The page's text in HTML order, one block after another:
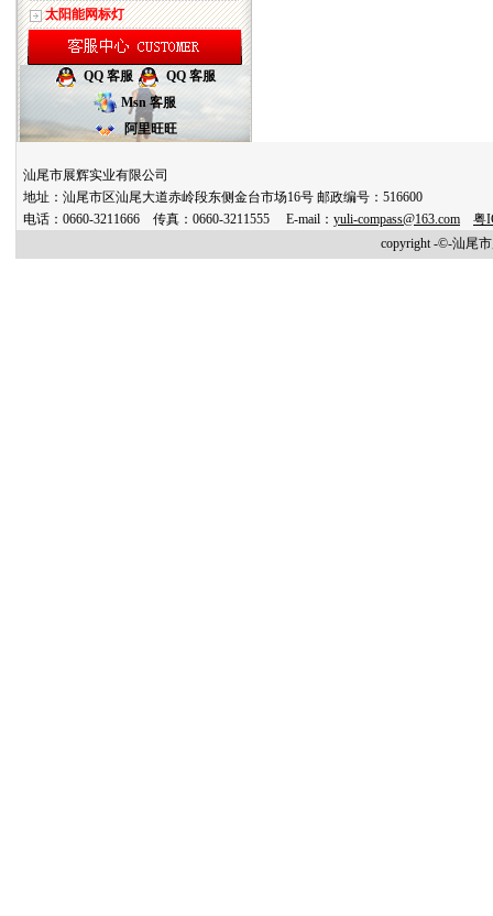
太阳能网标灯
QQ 客服
QQ 客服
Msn 客服
阿里旺旺
汕尾市展辉实业有限公司
地址：汕尾市区汕尾大道赤岭段东侧金台市场16号 邮政编号：516600
电话：0660-3211666 传真：0660-3211555 E-mail： yuli-compass@163.com
粤
copyright -©-汕尾